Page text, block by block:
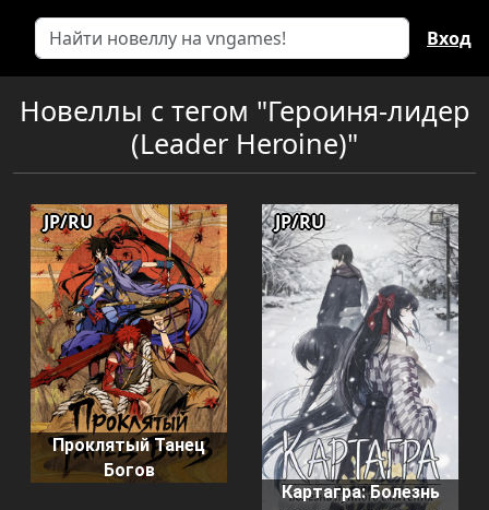
Вход
Новеллы с тегом "Героиня-лидер
(Leader Heroine)"
Проклятый Танец
Богов
JP/RU
Картагра: Болезнь
JP/RU